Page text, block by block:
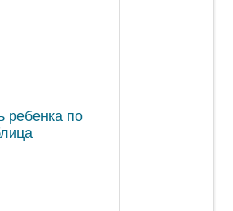
ребенка по